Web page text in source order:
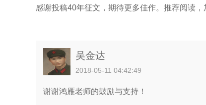
感谢投稿40年征文，期待更多佳作。推荐阅读，
吴金达
2018-05-11 04:42:49
谢谢鸿雁老师的鼓励与支持！